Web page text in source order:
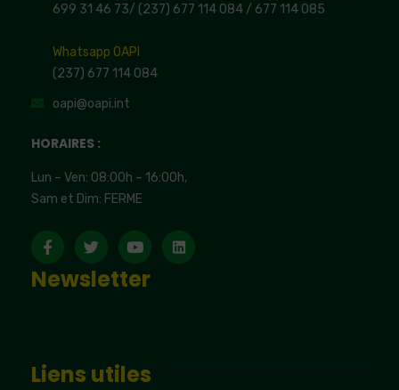
699 31 46 73/ (237) 677 114 084 / 677 114 085
Whatsapp OAPI
(237) 677 114 084
oapi@oapi.int
HORAIRES :
Lun – Ven: 08:00h – 16:00h,
Sam et Dim: FERME
Newsletter
Liens utiles